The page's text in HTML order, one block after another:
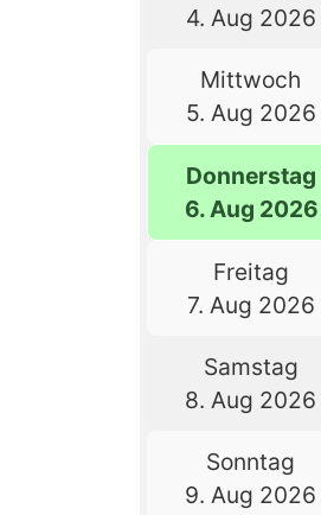
4. Aug 2026
Mittwoch
5. Aug 2026
Donnerstag
6. Aug 2026
Freitag
7. Aug 2026
Samstag
8. Aug 2026
Sonntag
9. Aug 2026